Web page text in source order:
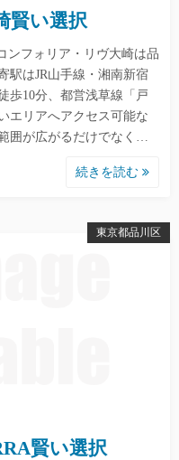
賢い選択
フォリア・リヴ大崎は品
駅はJR山手線・湘南新宿
歩10分、都営浅草線「戸
エリアへアクセス可能な
囲が広がるだけでなく…
続きを読む
東京都品川区
賢い選択